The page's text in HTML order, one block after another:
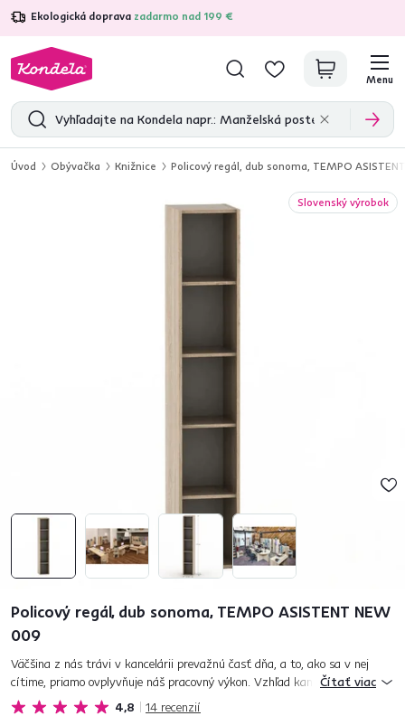
Ekologická doprava zadarmo nad 199 €
4,7 31 375overených produktových recenzií
Menu
Úvod Obývačka Knižnice Policový regál, dub sonoma, TEMPO
Slovenský výrobok
Policový regál, dub sonoma, TEMPO ASISTENT NEW
009
4,8 14 recenzií
Väčšina z nás trávi v kancelárii prevažnú časť dňa, a to, ako sa v nej
cítime, priamo ovplyvňuje náš pracovný výkon. Vzhľad kancelárie zas
vypovedá o samotnej spoločnosti a tiež formuje prvý dojem naš...
Čítať viac